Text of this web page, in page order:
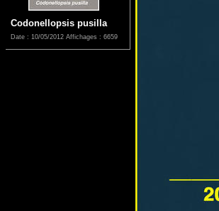
Codonellopsis pusilla
Date : 10/05/2012 Affichages : 6659